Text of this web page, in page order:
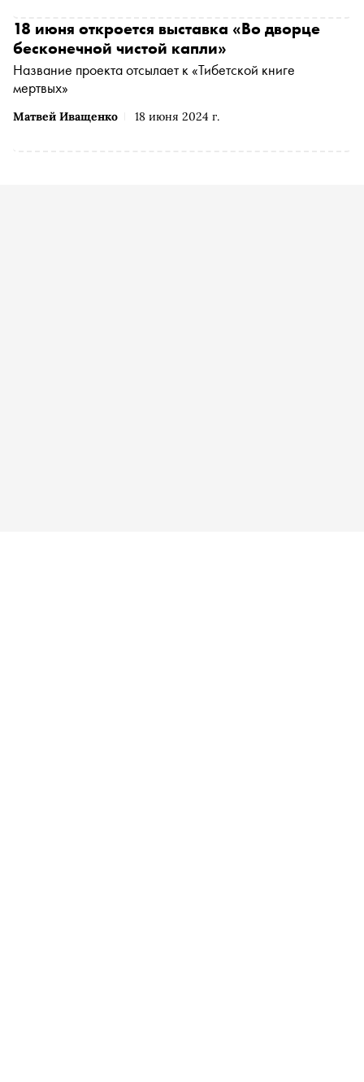
Специально для «Сноба» Ксения Драныш рассказала о
нескольких работах
Матвей Иващенко 18 июня 2024 г.
18 июня откроется выставка «Во дворце
бесконечной чистой капли»
Название проекта отсылает к «Тибетской книге
мертвых»